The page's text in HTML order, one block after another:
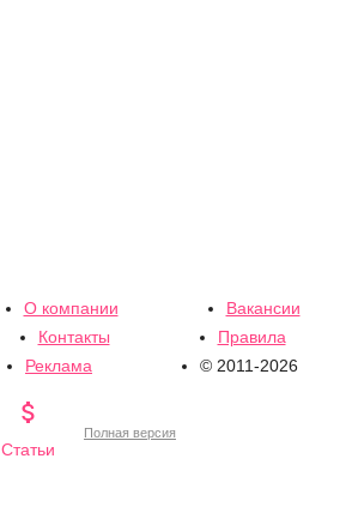
О компании
Вакансии
Контакты
Правила
Реклама
© 2011-2026

Статьи
Полная версия